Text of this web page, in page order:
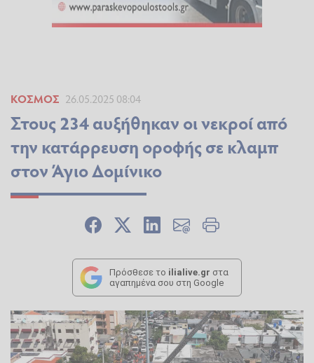
ΚΌΣΜΟΣ 26.05.2025 08:04
Στους 234 αυξήθηκαν οι νεκροί από
την κατάρρευση οροφής σε κλαμπ
στον Άγιο Δομίνικο
Πρόσθεσε το ilialive.gr στα
αγαπημένα σου στη Google